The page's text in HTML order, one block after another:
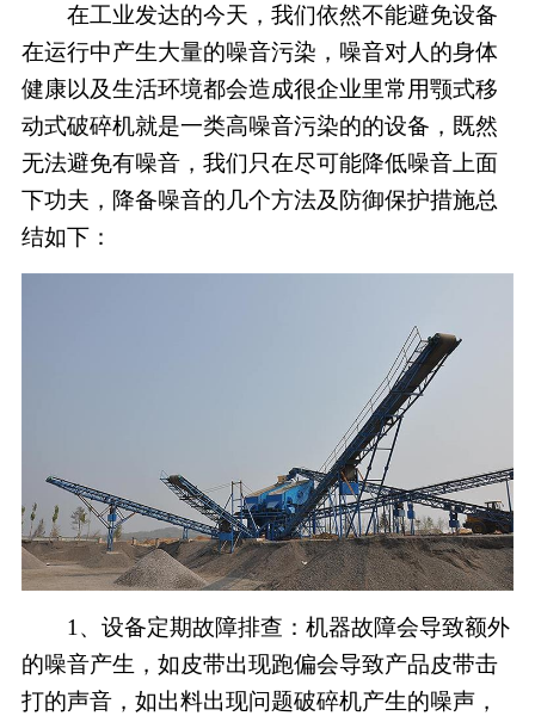
在工业发达的今天，我们依然不能避免设备
在运行中产生大量的噪音污染，噪音对人的身体
健康以及生活环境都会造成很企业里常用颚式移
动式破碎机就是一类高噪音污染的的设备，既然
无法避免有噪音，我们只在尽可能降低噪音上面
下功夫，降备噪音的几个方法及防御保护措施总
结如下：
1、设备定期故障排查：机器故障会导致额外
的噪音产生，如皮带出现跑偏会导致产品皮带击
打的声音，如出料出现问题破碎机产生的噪声，